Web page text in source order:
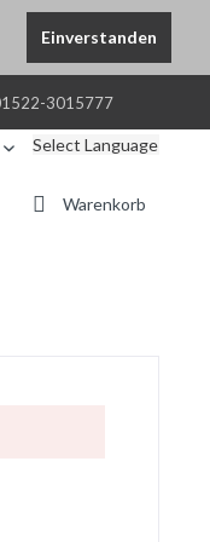
Einverstanden
3015777
Select Language
Warenkorb